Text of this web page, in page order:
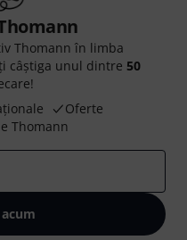
Thomann în limba
câștiga unul dintre 50
Oferte
Thomann